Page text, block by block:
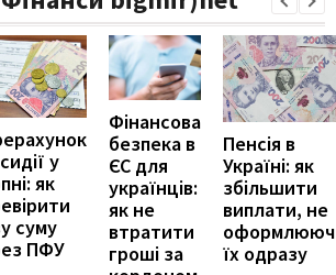
у
як
суму
ПФУ
Фінансова
безпека в
ЄС для
українців:
як не
втратити
гроші за
Пенсія в
Україні: як
збільшити
виплати, не
їх одразу